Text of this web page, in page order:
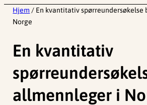
Hjem / En kvantitativ
Norge
En kvantitativ
allmennleger i